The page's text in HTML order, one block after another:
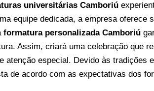
universitárias Camboriú
equipe dedicada, a empresa oferece
formatura personalizada Camboriú
Assim, criará uma celebração que
atenção especial. Devido às tradições
de acordo com as expectativas dos